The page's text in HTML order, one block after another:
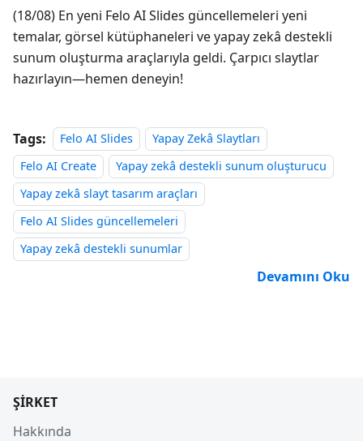
(18/08) En yeni Felo AI Slides güncellemeleri yeni
temalar, görsel kütüphaneleri ve yapay zekâ destekli
sunum oluşturma araçlarıyla geldi. Çarpıcı slaytlar
hazırlayın—hemen deneyin!
Tags: Felo AI Slides
Yapay Zekâ Slaytları
Felo AI Create
Yapay zekâ destekli sunum oluşturucu
Yapay zekâ slayt tasarım araçları
Felo AI Slides güncellemeleri
Yapay zekâ destekli sunumlar
Devamını Oku
ŞIRKET
Hakkında